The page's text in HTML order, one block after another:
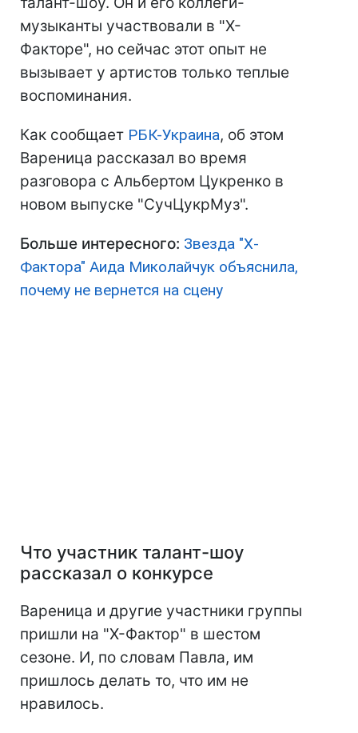
музыканты участвовали в "Х-
Факторе", но сейчас этот опыт не
вызывает у артистов только теплые
воспоминания.
Как сообщает РБК-Украина, об этом
Вареница рассказал во время
разговора с Альбертом Цукренко в
новом выпуске "СучЦукрМуз".
Больше интересного: Звезда "Х-
Фактора" Аида Миколайчук объяснила,
почему не вернется на сцену
Что участник талант-шоу
рассказал о конкурсе
Вареница и другие участники группы
пришли на "Х-Фактор" в шестом
сезоне. И, по словам Павла, им
пришлось делать то, что им не
нравилось.